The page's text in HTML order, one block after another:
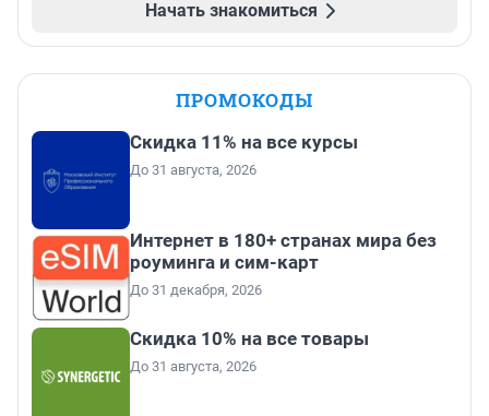
Начать знакомиться
ПРОМОКОДЫ
Скидка 11% на все курсы
До 31 августа, 2026
Интернет в 180+ странах мира без
роуминга и сим-карт
До 31 декабря, 2026
Скидка 10% на все товары
До 31 августа, 2026